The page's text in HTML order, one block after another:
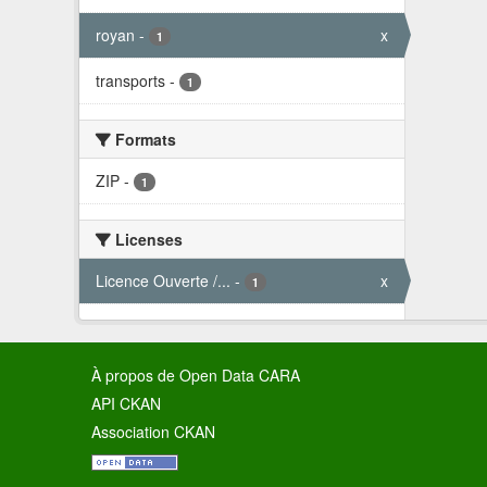
royan - 1 x
transports - 1
Formats
ZIP - 1
Licenses
Licence Ouverte /... - 1 x
À propos de Open Data CARA
API CKAN
Association CKAN